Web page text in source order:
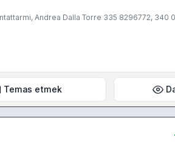
Andrea Dalla Torre 335 8296772, 340
Temas etmek